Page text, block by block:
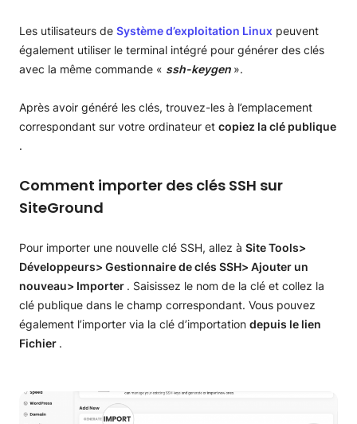
Les utilisateurs de Système d’exploitation Linux peuvent
également utiliser le terminal intégré pour générer des clés
avec la même commande « ssh-keygen ».
Après avoir généré les clés, trouvez-les à l’emplacement
correspondant sur votre ordinateur et copiez la clé publique
.
Comment importer des clés SSH sur
SiteGround
Pour importer une nouvelle clé SSH, allez à Site Tools>
Développeurs> Gestionnaire de clés SSH> Ajouter un
nouveau> Importer . Saisissez le nom de la clé et collez la
clé publique dans le champ correspondant. Vous pouvez
également l’importer via la clé d’importation depuis le lien
Fichier .